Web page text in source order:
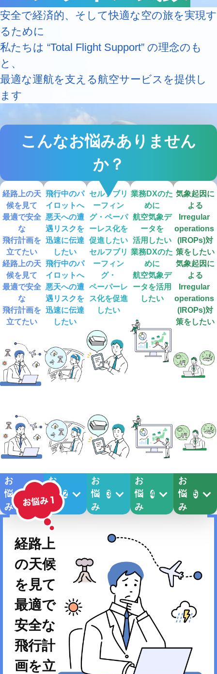
象
気
農
業
気
象
気
象
気象
路
気
道
気
テッ
ク
気象
岸
象
エ
イ
ン
気
象
ヘリ
ー・
小型
機気
ーン
安全で経済的、そして快適な空の旅を実現す
るために
私たちは “Total Flight Support” の理念のも
と、
最適な運航を支える航空サービスを提供し
ます
こんなお悩みありません
か？
経路上の天
候を見て
最適で安全
な
飛行計画を
立てたい
経路上の天
候を見て
最適で安全
な
飛行計画を
立てたい
お
悩
み
1
飛行中のパ
イロットへ
悪天への遭
遇リスクを
迅速に伝達
したい
飛行中のパ
イロットへ
悪天への遭
遇リスクを
迅速に伝達
したい
お
悩
み
2
セルフブリ
ーフィン
グ・ペーパ
ーレス化を
促進したい
セルフブリ
ーフィン
グ・
ペーパーレ
ス化を促進
したい
お
悩
み
3
業務DXのた
めに
航空気象デ
ータを
活用したい
業務DXのた
めに
航空気象デ
ータを活用
したい
お
悩
み
4
気象起因に
よる
Irregular
operations
(IROPs)対
策をしたい
気象起因に
よる
Irregular
operations
(IROPs)対
策をしたい
お
悩
み
5
経路上
の天候
を見て
最適で
安全な
飛行計
画を立